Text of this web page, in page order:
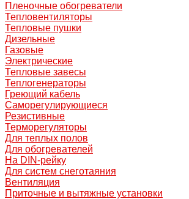
Пленочные обогреватели
Тепловентиляторы
Тепловые пушки
Дизельные
Газовые
Электрические
Тепловые завесы
Теплогенераторы
Греющий кабель
Саморегулирующиеся
Резистивные
Терморегуляторы
Для теплых полов
Для обогревателей
На DIN-рейку
Для систем снеготаяния
Вентиляция
Приточные и вытяжные установки